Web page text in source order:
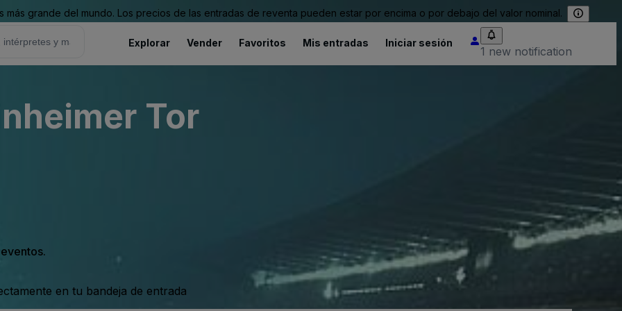
grande del mundo. Los precios de las entradas de reventa pueden estar por encima o por debajo del valor nominal.
Explorar Vender Favoritos Mis entradas Iniciar sesión
1 new notification
Tor
en tu bandeja de entrada